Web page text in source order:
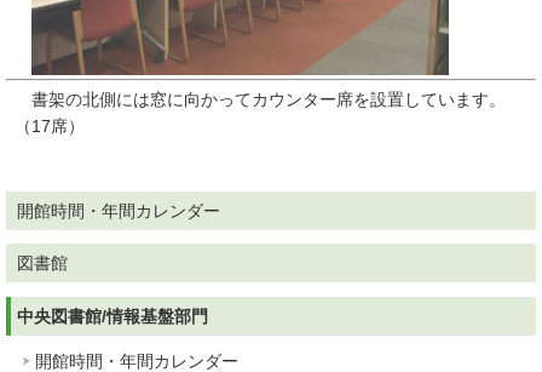
書架の北側には窓に向かってカウンター席を設置しています。
（17席）
開館時間・年間カレンダー
図書館
中央図書館/情報基盤部門
開館時間・年間カレンダー